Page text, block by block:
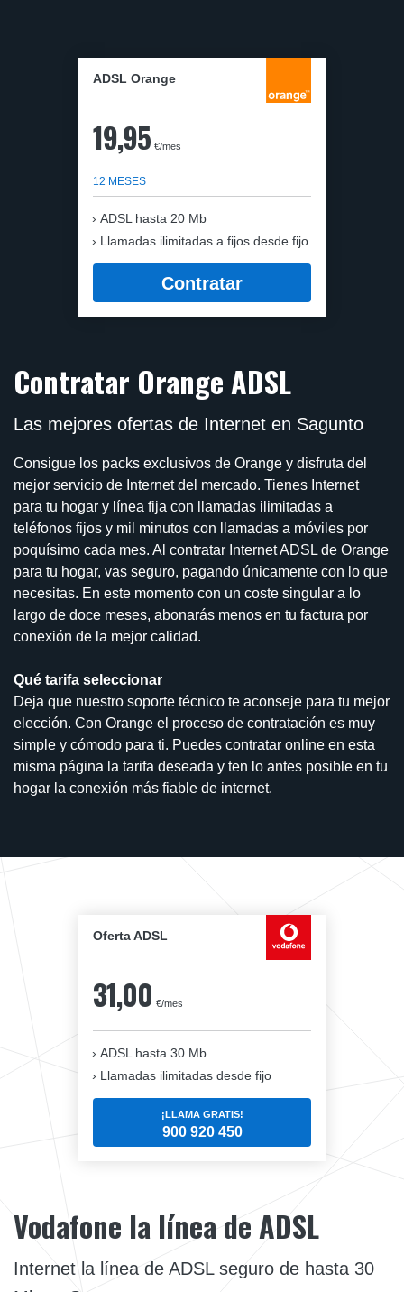
ADSL Orange
19,95 €/mes
12 MESES
ADSL hasta 20 Mb
Llamadas ilimitadas a fijos desde fijo
Contratar
Contratar Orange ADSL
Las mejores ofertas de Internet en Sagunto
Consigue los packs exclusivos de Orange y disfruta del
mejor servicio de Internet del mercado. Tienes Internet
para tu hogar y línea fija con llamadas ilimitadas a
teléfonos fijos y mil minutos con llamadas a móviles por
poquísimo cada mes. Al contratar Internet ADSL de Orange
para tu hogar, vas seguro, pagando únicamente con lo que
necesitas. En este momento con un coste singular a lo
largo de doce meses, abonarás menos en tu factura por
conexión de la mejor calidad.
Qué tarifa seleccionar
Deja que nuestro soporte técnico te aconseje para tu mejor
elección. Con Orange el proceso de contratación es muy
simple y cómodo para ti. Puedes contratar online en esta
misma página la tarifa deseada y ten lo antes posible en tu
hogar la conexión más fiable de internet.
Oferta ADSL
31,00 €/mes
ADSL hasta 30 Mb
Llamadas ilimitadas desde fijo
¡LLAMA GRATIS!
900 920 450
Vodafone la línea de ADSL
Internet la línea de ADSL seguro de hasta 30